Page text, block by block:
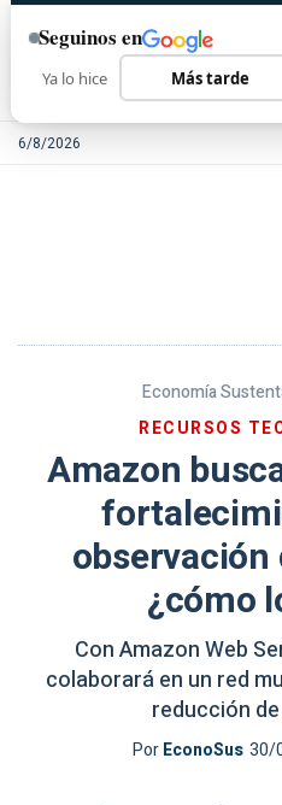
6/8/2026
Economía
RECURSOS
Amazon
observación
¿cómo
Con Amazon Web
colaborará en un red
reducción
PorEconoSus 30/
Seguinos en
Ya lo hice Más tarde